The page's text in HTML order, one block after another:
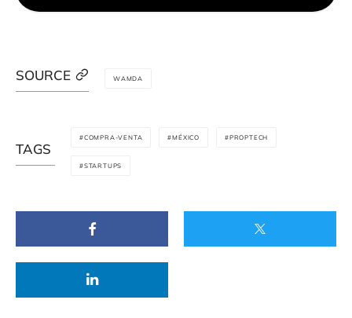
SOURCE WAMDA
TAGS
COMPRA-VENTA MÉXICO PROPTECH
STARTUPS